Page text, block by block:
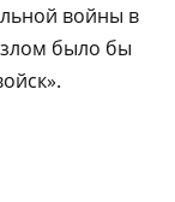
войны в
было бы